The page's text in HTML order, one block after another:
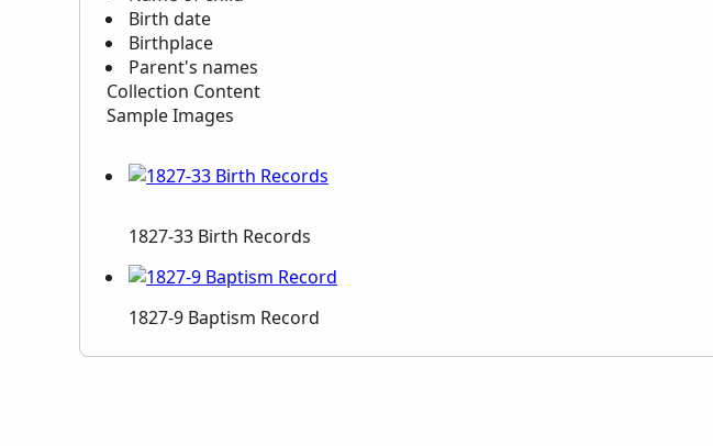
Birth date
Birthplace
Parent's names
Collection Content
Sample Images
1827-33 Birth Records
1827-9 Baptism Record